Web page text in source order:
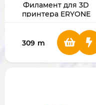
Филамент для 3D
принтера ERYONE
(Vortex)
309 m